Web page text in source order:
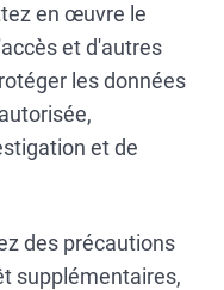
en œuvre le
et d'autres
les données
et de
des précautions
supplémentaires,